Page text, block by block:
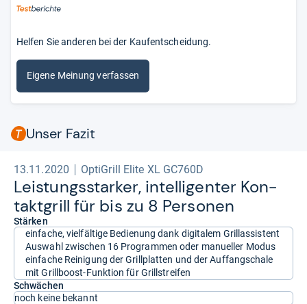
Helfen Sie anderen bei der Kaufentscheidung.
Eigene Meinung verfassen
Unser Fazit
13.11.2020 OptiGrill Elite XL GC760D
Leis­tungs­star­ker, intel­li­gen­ter Kon­
takt­grill für bis zu 8 Per­so­nen
Stärken
einfache, vielfältige Bedienung dank digitalem Grillassistent
Auswahl zwischen 16 Programmen oder manueller Modus
einfache Reinigung der Grillplatten und der Auffangschale
mit Grillboost-Funktion für Grillstreifen
Schwächen
noch keine bekannt